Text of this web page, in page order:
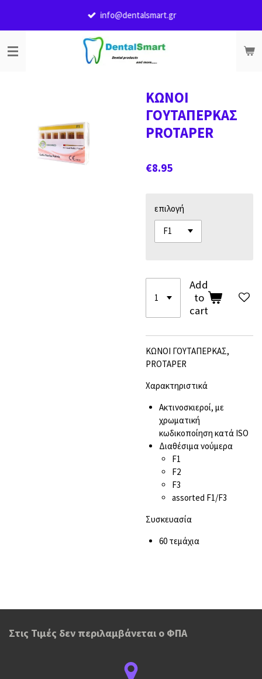
content
info@dentalsmart.gr
ΚΩΝΟΙ
ΓΟΥΤΑΠΕΡΚΑΣ
PROTAPER
€8.95
επιλογή
Add
to
cart
ΚΩΝΟΙ ΓΟΥΤΑΠΕΡΚΑΣ,
PROTAPER
Χαρακτηριστικά
Ακτινοσκιεροί, με
χρωματική
κωδικοποίηση κατά ISO
Διαθέσιμα νούμερα
F1
F2
F3
assorted F1/F3
Συσκευασία
60 τεμάχια
Στις Τιμές δεν περιλαμβάνεται ο ΦΠΑ